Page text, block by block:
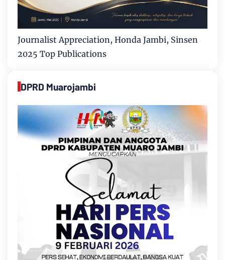
Journalist Appreciation, Honda Jambi, Sinsen
2025 Top Publications
DPRD Muarojambi